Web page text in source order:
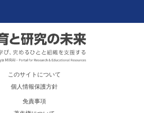
このサイトについて
個人情報保護方針
免責事項